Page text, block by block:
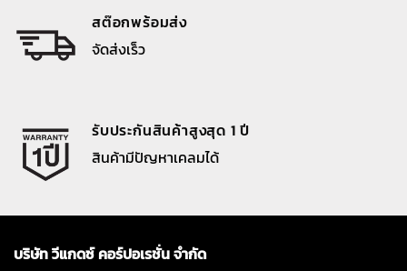
สต๊อกพร้อมส่ง
จัดส่งเร็ว
รับประกันสินค้าสูงสุด 1 ปี
สินค้ามีปัญหาเคลมได้
บริษัท วีแกดซ์ คอร์ปอเรชั่น จำกัด